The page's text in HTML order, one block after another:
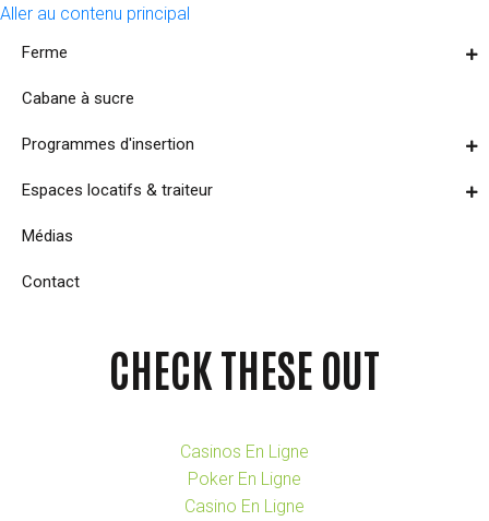
Aller au contenu principal
Ferme
Cabane à sucre
Programmes d'insertion
Espaces locatifs & traiteur
Médias
Contact
CHECK THESE OUT
Casinos En Ligne
Poker En Ligne
Casino En Ligne